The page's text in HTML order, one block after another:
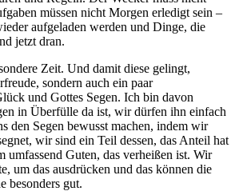
müssen nicht Morgen erledigt sein –
aufgeladen werden und Dinge, die
jetzt dran.
Zeit. Und damit diese gelingt,
sondern auch ein paar
und Gottes Segen. Ich bin davon
in Überfülle da ist, wir dürfen ihn einfach
den Segen bewusst machen, indem wir
wir sind ein Teil dessen, das Anteil hat
umfassend Guten, das verheißen ist. Wir
um das ausdrücken und das können die
besonders gut.